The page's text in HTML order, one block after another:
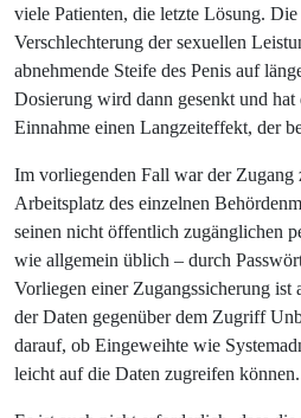
viele Patienten, die letzte Lösung.
Verschlechterung der sexuellen
abnehmende Steife des Penis auf
Dosierung wird dann gesenkt und hat
Einnahme einen Langzeiteffekt, der
Im vorliegenden Fall war der
Arbeitsplatz des einzelnen
seinen nicht öffentlich zugänglichen
wie allgemein üblich – durch
Vorliegen einer Zugangssicherung ist
der Daten gegenüber dem Zugriff
darauf, ob Eingeweihte wie
leicht auf die Daten zugreifen können.